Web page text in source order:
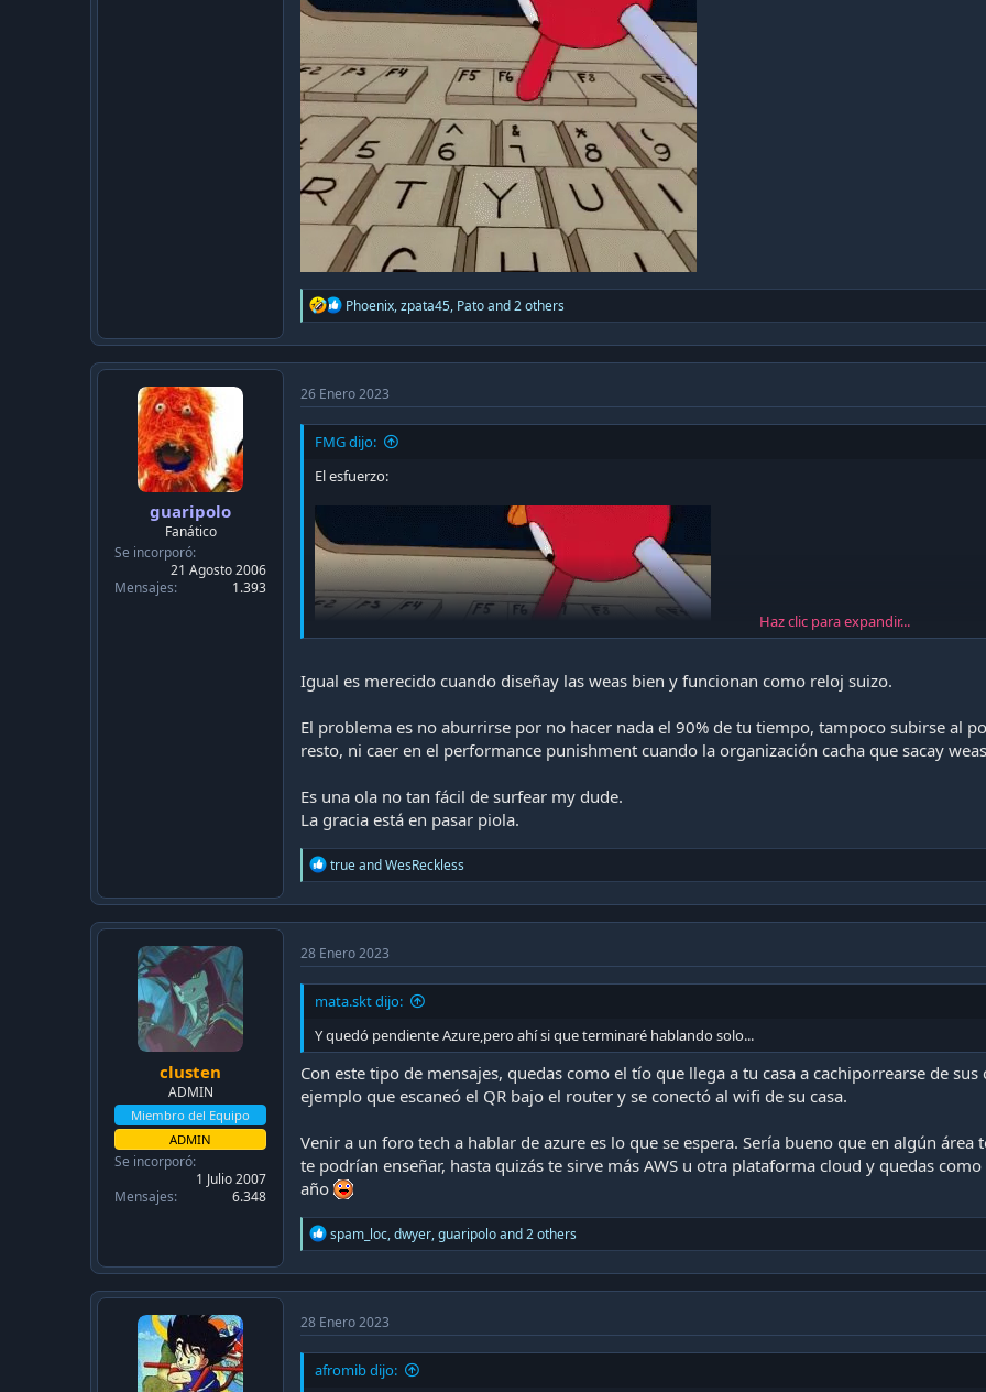
R
e
i
o
n
s
Phoenix,zpata45, Patoand 2 others
guaripolo
Fanático
Se incorporó
21 Agosto 2006
Mensajes
1.393
26 Enero 2023
FMG dijo:
El esfuerzo:
Haz clic para expandir...
Igual es merecido cuando diseñay las weas bien y funcionan como reloj suizo.
El problema es no aburrirse por no hacer nada el 90% de tu tiempo, tampoco subirse al
resto, ni caer en el performance punishment cuando la organización cacha que sacay
Es una ola no tan fácil de surfear my dude.
La gracia está en pasar piola.
R
e
i
o
n
s
trueandWesReckless
clusten
ADMIN
Miembro del Equipo
ADMIN
Se incorporó
1 Julio 2007
Mensajes
6.348
28 Enero 2023
mata.skt dijo:
Y quedó pendiente Azure,pero ahí si que terminaré hablando solo...
Con este tipo de mensajes, quedas como el tío que llega a tu casa a cachiporrearse de
ejemplo que escaneó el QR bajo el router y se conectó al wifi de su casa.
Venir a un foro tech a hablar de azure es lo que se espera. Sería bueno que en algún
te podrían enseñar, hasta quizás te sirve más AWS u otra plataforma cloud y quedas
año
R
e
i
o
n
s
spam_loc,dwyer,guaripoloand 2 others
28 Enero 2023
afromib dijo: